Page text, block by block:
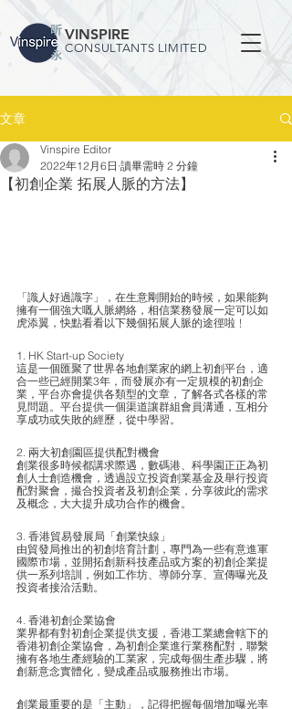
VINSPIRE
CONSULTANTS LIMITED
文章
【初創企業 拓展人脈的方法】
Vinspire Editor
2022年12月6日 讀畢需時 2 分鐘
「識人好過識字」，在生意剛開始的時候，如果能夠
擁有一個強大嘅人脈網絡，相信業務發展一定可以如
虎添翼，快點看看以下幾個拓展人脈的途徑啦﹗
1. HK Start-up Society
這是一個匯聚了世界各地創業家的網上初創平台，適
合一些已經開業3年，而發展亦有一定規模的初創企
業，平台亦會提供各類型的文章，了解各式各樣的常
見問題。平台提供一個渠道讓群組會員溝通，互相分
享成功或失敗的經歷，從中學習。
2. 兩大初創園區提供配對機會
創業很多時候都講求際遇，數碼港、科學園正正為初
創人士創造機會，透過設立投資創業基金及舉行投資
配對聚會，撮合投資者及初創企業，分享彼此的需求
及概念，大大提升成功合作的機會。
3. 香港貿易發展局「創業快線」
由貿發局推出的初創培育計劃，專門為一些有意進軍
國際市場，並開拓創新科技產品或方案的初創企業提
供一系列培訓，例如工作坊、導師分享、宣傳曝光及
投資者接洽活動。
4. 香港初創企業協會
業界都有對初創企業提供支援，香港工業總會轄下的
香港初創企業協會，為初創企業進行業務配對，聯繫
擁有各地生產經驗的工業家，完成每個生產步驟，將
創新意念實體化，變成產品或服務推出市場。
創業最重要的是「主動」，記得把握每個增加曝光率